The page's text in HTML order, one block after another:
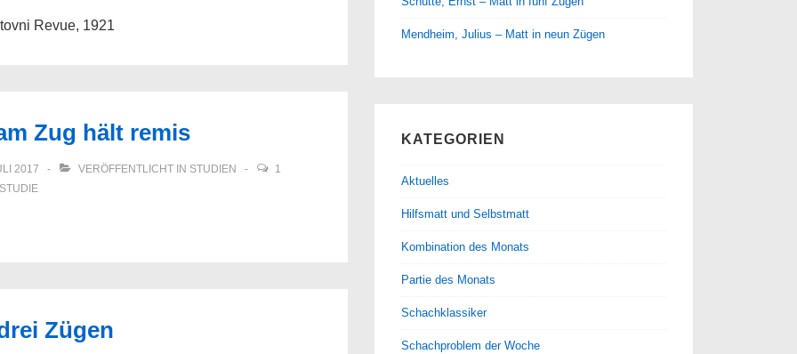
Revue, 1921
Zug hält remis
2017 VERÖFFENTLICHT IN STUDIEN
1
STUDIE
Zügen
Mendheim, Julius – Matt in neun Zügen
KATEGORIEN
Aktuelles
Hilfsmatt und Selbstmatt
Kombination des Monats
Partie des Monats
Schachklassiker
Schachproblem der Woche